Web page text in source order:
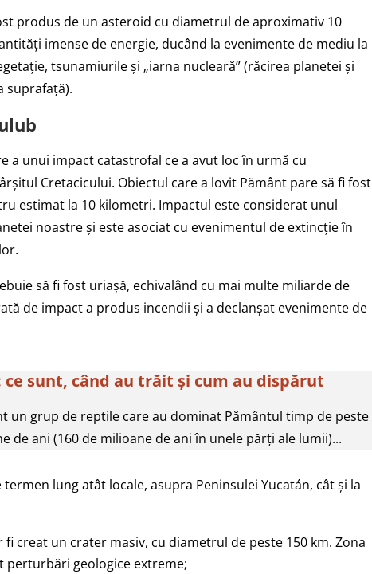
produs de un asteroid cu diametrul de aproximativ 10
imense de energie, ducând la evenimente de mediu la
tsunamiurile și „iarna nucleară” (răcirea planetei și
suprafață).
a unui impact catastrofal ce a avut loc în urmă cu
Cretacicului. Obiectul care a lovit Pământ pare să fi fost
estimat la 10 kilometri. Impactul este considerat unul
noastre și este asociat cu evenimentul de extincție în
să fi fost uriașă, echivalând cu mai multe miliarde de
de impact a produs incendii și a declanșat evenimente de
ce sunt, când au trăit și cum au dispărut
un grup de reptile care au dominat Pământul timp de peste
de ani (160 de milioane de ani în unele părți ale lumii)...
lung atât locale, asupra Peninsulei Yucatán, cât și la
fi creat un crater masiv, cu diametrul de peste 150 km. Zona
perturbări geologice extreme;